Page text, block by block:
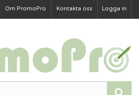
Logga in
Kontakta oss
Om PromoPro